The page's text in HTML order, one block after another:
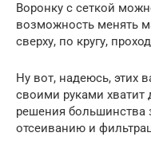
Воронку с сеткой
возможность менять
сверху, по кругу,
Ну вот, надеюсь, этих
своими руками хватит
решения большинства
отсеиванию и